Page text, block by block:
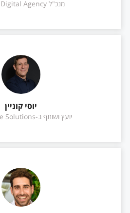
מנכ"ל Omnis Digital Agency
יוסי קוניין
יועץ ושותף ב-Investable Solutions